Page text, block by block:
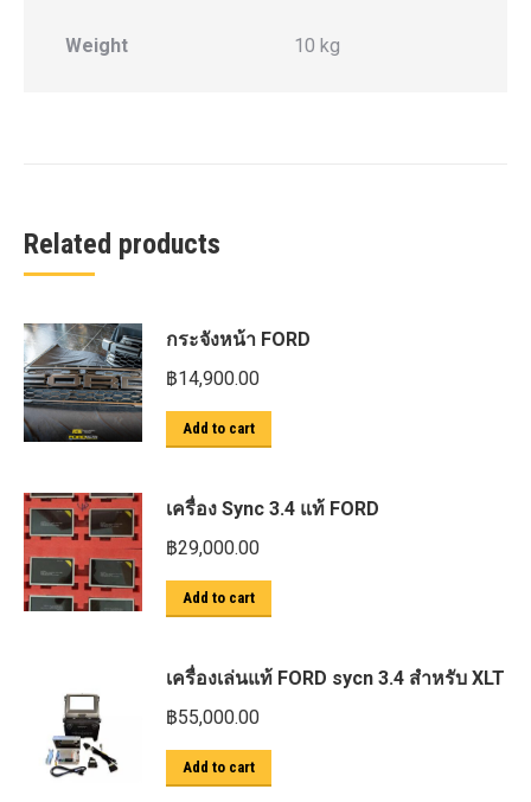
Weight 10 kg
Related products
กระจังหน้า FORD
฿14,900.00
Add to cart
เครื่อง Sync 3.4 แท้ FORD
฿29,000.00
Add to cart
เครื่องเล่นแท้ FORD sycn 3.4 สำหรับ XLT
฿55,000.00
Add to cart